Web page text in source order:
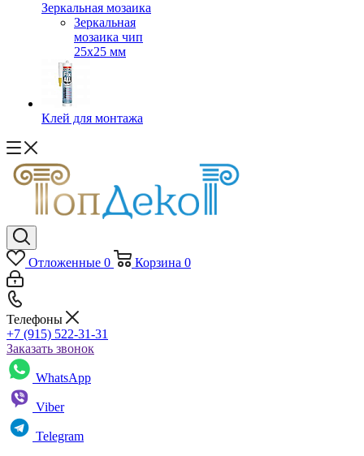
Зеркальная мозаика
Зеркальная
мозаика чип
25х25 мм
Клей для монтажа
Отложенные 0 Корзина 0
Телефоны
+7 (915) 522-31-31
Заказать звонок
WhatsApp
Viber
Telegram